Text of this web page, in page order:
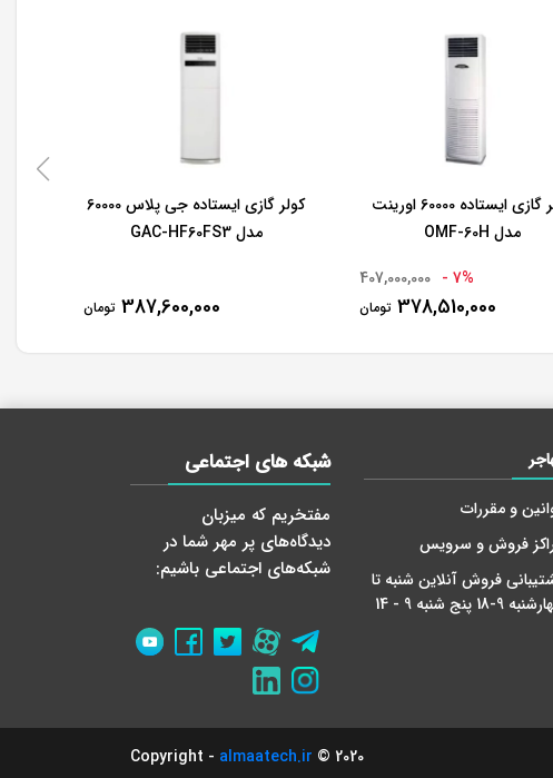
کولر گازی ایستاده 60000 اورینت
مدل OMF-60H
7% -
407,000,000
378,510,000 تومان
کولر گازی ایستاده جی پلاس 60000
مدل GAC‐HF60FS3
387,600,000 تومان
و مقررات
فروش و سرویس
فروش آنلاین شنبه تا
9-18 پنج شنبه 9 - 14
شبکه های اجتماعی
مفتخریم که میزبان
دید‌گاه‌های پر مهر شما در
شبکه‌های اجتماعی باشیم:
2020 © Copyright -
almaatech.ir